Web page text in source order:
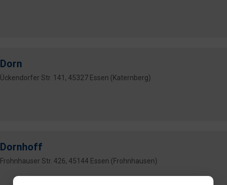
Dorn
Ückendorfer Str. 141, 45327 Essen (Katernberg)
Dornhoff
Frohnhauser Str. 426, 45144 Essen (Frohnhausen)